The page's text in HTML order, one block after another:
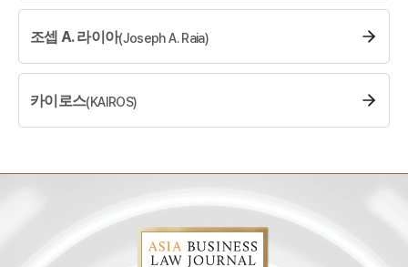
조셉 A. 라이아(Joseph A. Raia)
카이로스(KAIROS)